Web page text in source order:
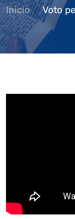
Inicio Voto